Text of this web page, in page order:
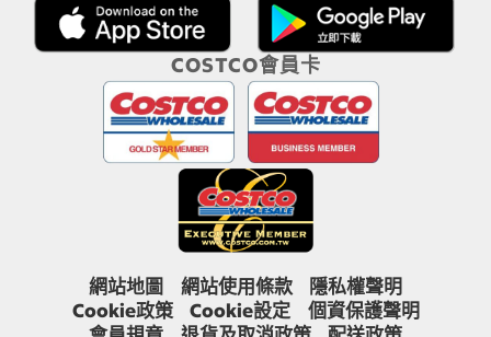
COSTCO會員卡
網站地圖 網站使用條款
隱私權聲明
Cookie政策
Cookie設定
個資保護聲明